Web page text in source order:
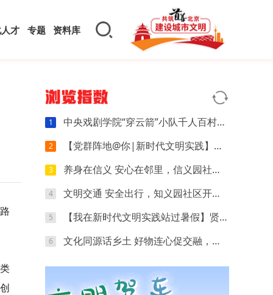
才 专题 资料库
浏览指数
1 中央戏剧学院“穿云箭”小队千人百村暑期实践：红色文化可感可触，文创“小楼”萌动山乡
2 【党群阵地@你|新时代文明实践】开营第四天｜执笔忆研学，动手探科学，解锁夏日多彩时光
3 养身在信义 安心在邻里，信义园社区立秋养生专场来啦
4 文明交通 安全出行，知义园社区开展电动车交通安全宣传活动
5 【我在新时代文明实践站过暑假】贤王庄村开展“寻找赛博坦星球”青少年科普活动
6 文化同源话乡土 好物连心促交融，夏各庄镇团委开展京津冀红领巾夏令营乡土好物分享会